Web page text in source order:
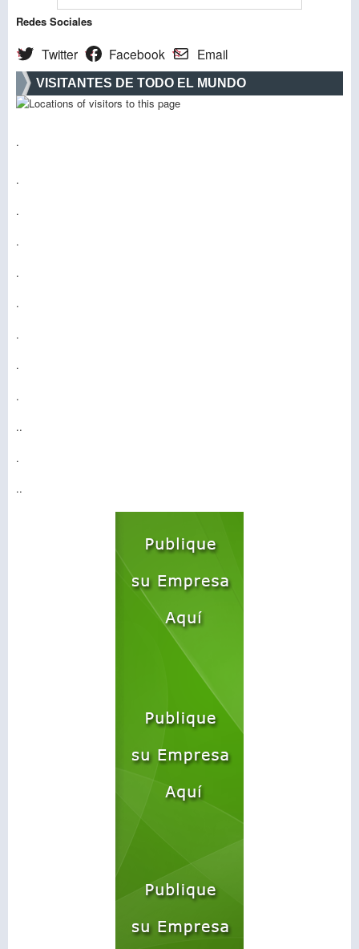
Redes Sociales
Twitter Facebook Email
VISITANTES DE TODO EL MUNDO
.
.
.
.
.
.
.
.
.
..
.
..